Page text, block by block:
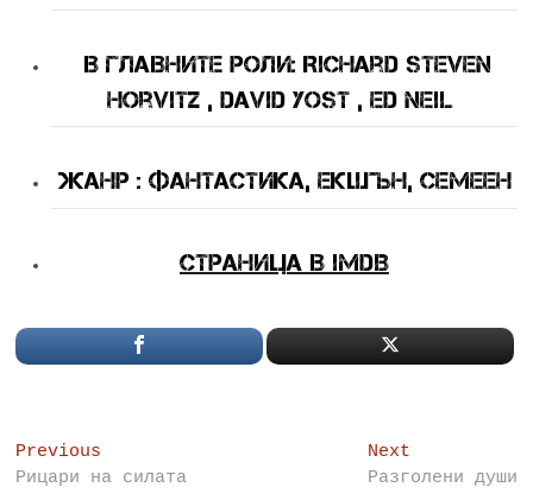
В Главните Роли: Richard Steven
Horvitz , David Yost , Ed Neil
Жанр : фантастика, екшън, семеен
Страница в IMDB
Post
Previous
post:
Рицари на силата
NextNext
post:
Разголени души